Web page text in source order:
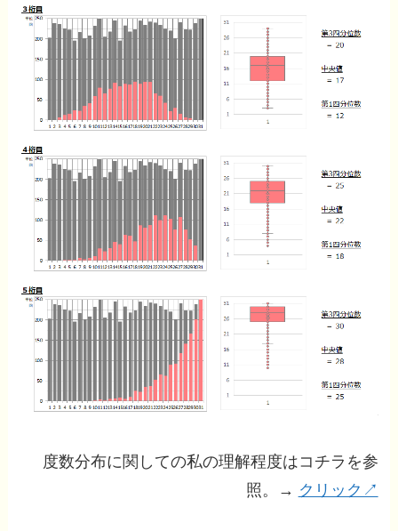
度数分布に関しての私の理解程度はコチラを参
照。→ クリック↗